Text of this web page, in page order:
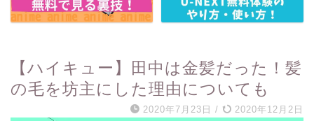
【ハイキュー】田中は金髪だった！髪
の毛を坊主にした理由についても
2020年7月23日 / 2020年12月2日